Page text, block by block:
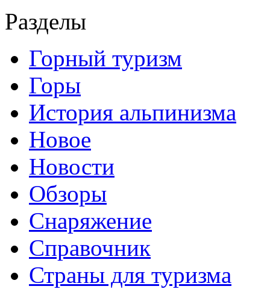
Разделы
Горный туризм
Горы
История альпинизма
Новое
Новости
Обзоры
Снаряжение
Справочник
Страны для туризма